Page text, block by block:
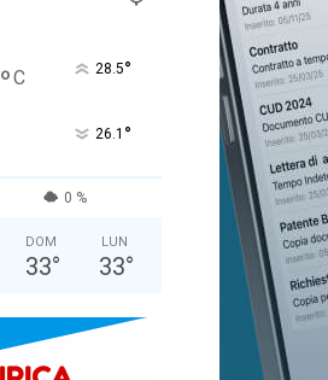
°C 28.5°
26.1 °
0 %
DOM
33°
LUN
33°